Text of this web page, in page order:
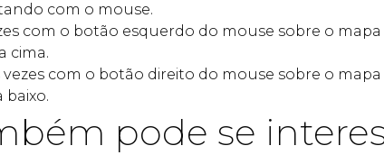
com o mouse.
com o botão esquerdo do mouse sobre o
cima.
com o botão direito do mouse sobre o
baixo.
pode se